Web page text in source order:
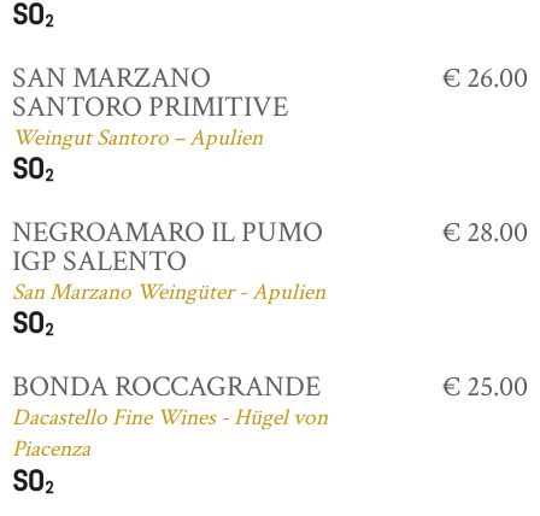
SAN MARZANO
SANTORO PRIMITIVE
Weingut Santoro – Apulien
€ 26.00
NEGROAMARO IL PUMO
IGP SALENTO
San Marzano Weingüter - Apulien
€ 28.00
BONDA ROCCAGRANDE
Dacastello Fine Wines - Hügel von
Piacenza
€ 25.00